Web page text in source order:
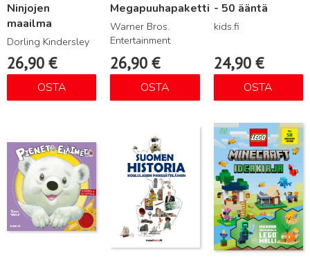
Ninjojen
maailma
Dorling Kindersley
26,90 €
OSTA
Megapuuhapaketti
Warner Bros.
Entertainment
26,90€
OSTA
- 50 ääntä
kids.fi
24,90 €
OSTA
Lue lisää